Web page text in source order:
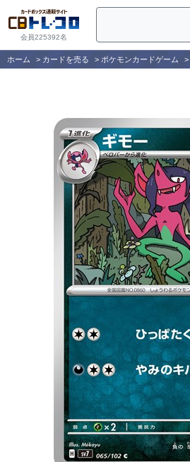
会員225392名
ホーム > カードを売る > ポケモンカードゲーム >